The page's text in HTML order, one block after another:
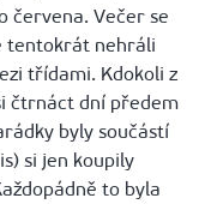
červena. Večer se
tentokrát nehráli
třídami. Kdokoli z
čtrnáct dní předem
byly součástí
si jen koupily
to byla